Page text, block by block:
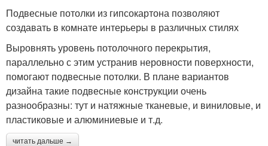
Подвесные потолки из гипсокартона позволяют
создавать в комнате интерьеры в различных стилях
Выровнять уровень потолочного перекрытия,
параллельно с этим устранив неровности поверхности,
помогают подвесные потолки. В плане вариантов
дизайна такие подвесные конструкции очень
разнообразны: тут и натяжные тканевые, и виниловые, и
пластиковые и алюминиевые и т.д.
читать дальше →